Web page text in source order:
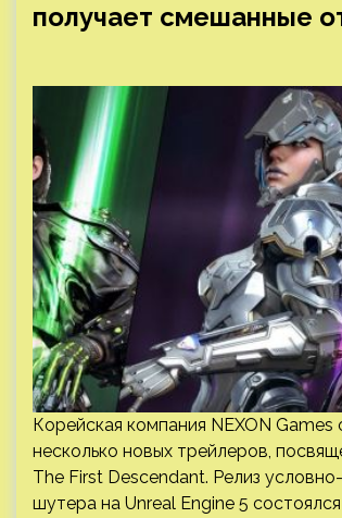
получает смешанные
Корейская компания NEXON Games
несколько новых трейлеров,
The First Descendant. Релиз
шутера на Unreal Engine 5